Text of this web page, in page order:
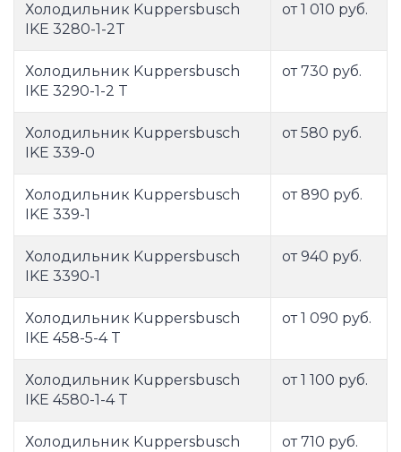
Холодильник Kuppersbusch
IKE 3280-1-2T
от 1 010 руб.
Холодильник Kuppersbusch
IKE 3290-1-2 T
от 730 руб.
Холодильник Kuppersbusch
IKE 339-0
от 580 руб.
Холодильник Kuppersbusch
IKE 339-1
от 890 руб.
Холодильник Kuppersbusch
IKE 3390-1
от 940 руб.
Холодильник Kuppersbusch
IKE 458-5-4 T
от 1 090 руб.
Холодильник Kuppersbusch
IKE 4580-1-4 T
от 1 100 руб.
Холодильник Kuppersbusch
от 710 руб.